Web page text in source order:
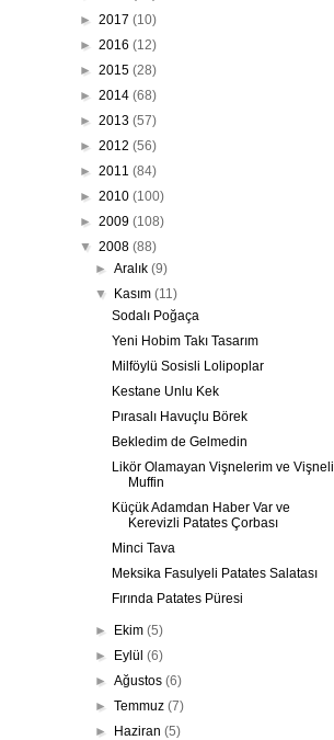
► 2017 (10)
► 2016 (12)
► 2015 (28)
► 2014 (68)
► 2013 (57)
► 2012 (56)
► 2011 (84)
► 2010 (100)
► 2009 (108)
▼ 2008 (88)
►Aralık(9)
▼ Kasım(11)
Sodalı Poğaça
Yeni Hobim Takı Tasarım
Milföylü Sosisli Lolipoplar
Kestane Unlu Kek
Pırasalı Havuçlu Börek
Bekledim de Gelmedin
Likör Olamayan Vişnelerim ve Vişneli
Muffin
Küçük Adamdan Haber Var ve
Kerevizli Patates Çorbası
Minci Tava
Meksika Fasulyeli Patates Salatası
Fırında Patates Püresi
► Ekim(5)
► Eylül(6)
►Ağustos(6)
►Temmuz(7)
► Haziran(5)